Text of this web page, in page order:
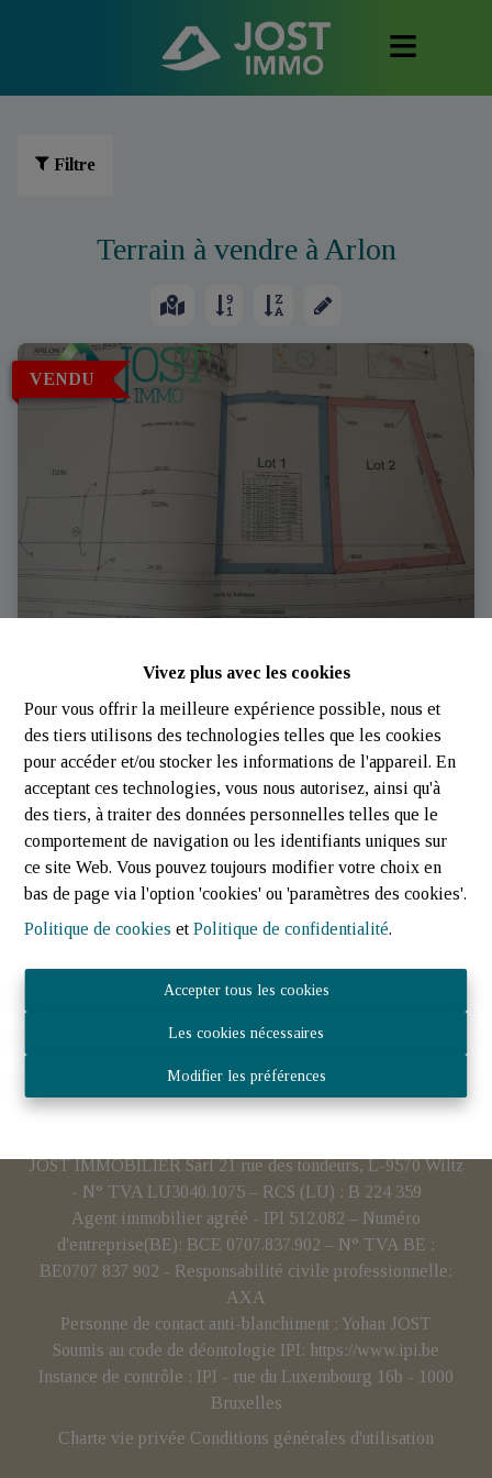
Vivez plus avec les cookies
Pour vous offrir la meilleure expérience possible, nous et
des tiers utilisons des technologies telles que les cookies
pour accéder et/ou stocker les informations de l'appareil. En
acceptant ces technologies, vous nous autorisez, ainsi qu'à
des tiers, à traiter des données personnelles telles que le
comportement de navigation ou les identifiants uniques sur
ce site Web. Vous pouvez toujours modifier votre choix en
bas de page via l'option 'cookies' ou 'paramètres des cookies'.
Politique de cookies etPolitique de confidentialité.
Accepter tous les cookies
Les cookies nécessaires
Modifier les préférences
Filtre
Terrain à vendre à Arlon
VENDU
6700 Arlon | Ref: 64
JOST IMMOBILIER Sàrl 21 rue des tondeurs, L-9570 Wiltz
- N° TVA LU3040.1075 – RCS (LU) : B 224 359
Agent immobilier agréé - IPI 512.082 – Numéro
d'entreprise(BE): BCE 0707.837.902 – N° TVA BE :
BE0707 837 902 - Responsabilité civile professionnelle:
AXA
Personne de contact anti-blanchiment : Yohan JOST
Soumis au code de déontologie IPI: https://www.ipi.be
Instance de contrôle : IPI - rue du Luxembourg 16b - 1000
Bruxelles
Charte vie privée Conditions générales d'utilisation